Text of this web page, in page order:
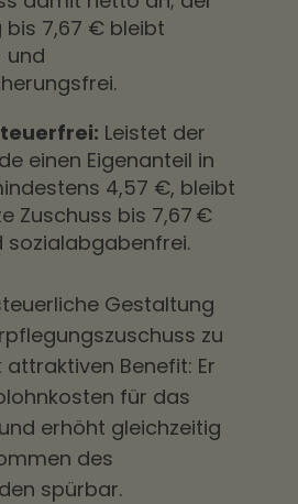
bis 7,67 € bleibt
und
Leistet der
einen Eigenanteil in
4,57 €, bleibt
Zuschuss bis 7,67 €
sozialabgabenfrei.
Gestaltung
zu
Benefit: Er
für das
erhöht gleichzeitig
des
spürbar.